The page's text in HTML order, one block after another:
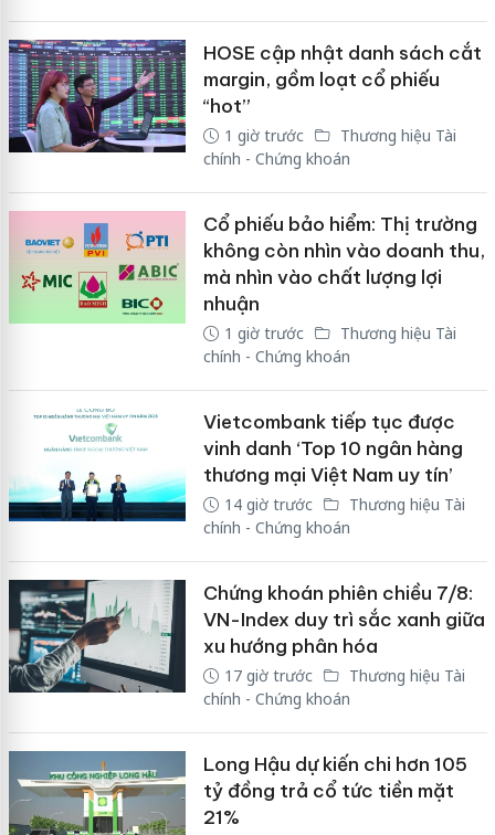
HOSE cập nhật danh sách cắt
margin, gồm loạt cổ phiếu
“hot”
1 giờ trước
Thương hiệu Tài
chính - Chứng khoán
Cổ phiếu bảo hiểm: Thị trường
không còn nhìn vào doanh thu,
mà nhìn vào chất lượng lợi
nhuận
1 giờ trước
Thương hiệu Tài
chính - Chứng khoán
Vietcombank tiếp tục được
vinh danh ‘Top 10 ngân hàng
thương mại Việt Nam uy tín’
14 giờ trước
Thương hiệu Tài
chính - Chứng khoán
Chứng khoán phiên chiều 7/8:
VN-Index duy trì sắc xanh giữa
xu hướng phân hóa
17 giờ trước
Thương hiệu Tài
chính - Chứng khoán
Long Hậu dự kiến chi hơn 105
tỷ đồng trả cổ tức tiền mặt
21%